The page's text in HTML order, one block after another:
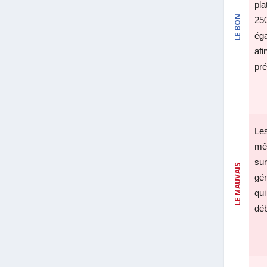
LE BON
LE MAUVAIS